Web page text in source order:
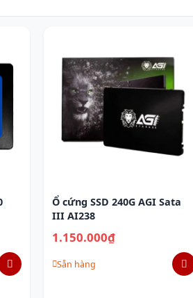
Ổ cứng SSD 240G AGI Sata
III AI238
1.150.000₫
Sẵn hàng